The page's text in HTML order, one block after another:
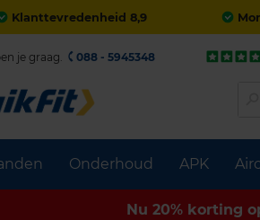
Klanttevredenheid 8,9
Onderhoud APK
je graag. 088 - 5945348
Nu 20% korting